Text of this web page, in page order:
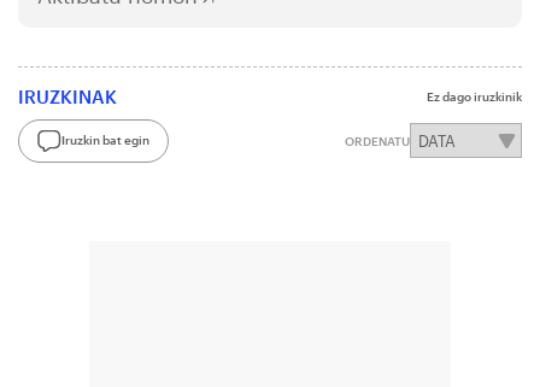
IRUZKINAK Ez dago iruzkinik
Iruzkin bat egin ORDENATU